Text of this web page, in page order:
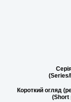
Короткий огляд
(Short